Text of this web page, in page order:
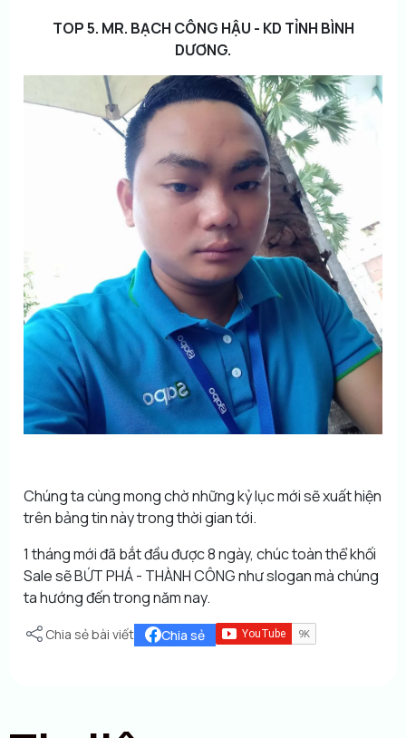
TOP 5. MR. BẠCH CÔNG HẬU - KD TỈNH BÌNH
DƯƠNG.
Chúng ta cùng mong chờ những kỷ lục mới sẽ xuất hiện
trên bảng tin này trong thời gian tới.
1 tháng mới đã bắt đầu được 8 ngày, chúc toàn thể khối
Sale sẽ BỨT PHÁ - THÀNH CÔNG như slogan mà chúng
ta hướng đến trong năm nay.
Chia sẻ bài viết Chia sẻ